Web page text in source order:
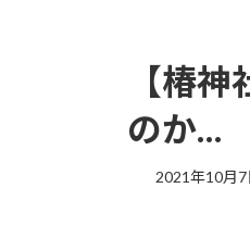
【椿
のか…
2021年10月7